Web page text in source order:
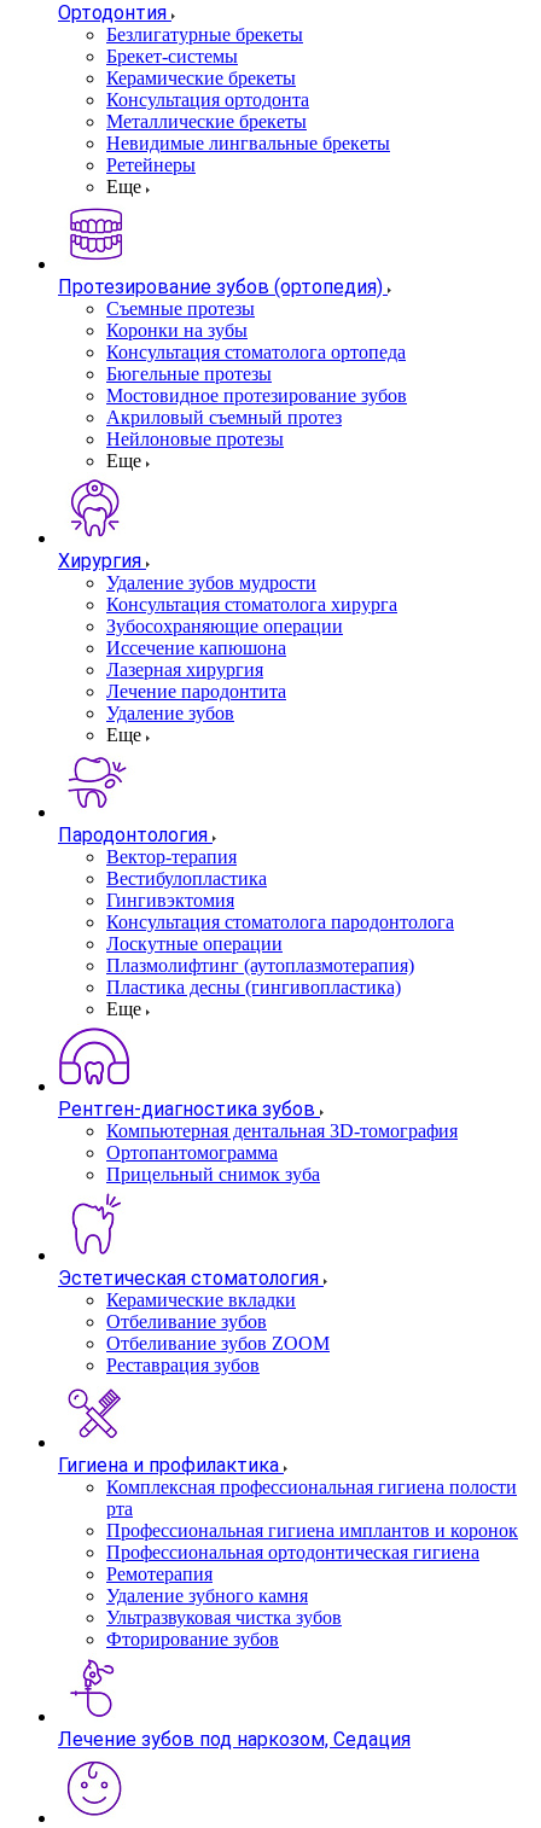
Ортодонтия
Безлигатурные брекеты
Брекет-системы
Керамические брекеты
Консультация ортодонта
Металлические брекеты
Невидимые лингвальные брекеты
Ретейнеры
Еще
Протезирование зубов (ортопедия)
Съемные протезы
Коронки на зубы
Консультация стоматолога ортопеда
Бюгельные протезы
Мостовидное протезирование зубов
Акриловый съемный протез
Нейлоновые протезы
Еще
Хирургия
Удаление зубов мудрости
Консультация стоматолога хирурга
Зубосохраняющие операции
Иссечение капюшона
Лазерная хирургия
Лечение пародонтита
Удаление зубов
Еще
Пародонтология
Вектор-терапия
Вестибулопластика
Гингивэктомия
Консультация стоматолога пародонтолога
Лоскутные операции
Плазмолифтинг (аутоплазмотерапия)
Пластика десны (гингивопластика)
Еще
Рентген-диагностика зубов
Компьютерная дентальная 3D-томография
Ортопантомограмма
Прицельный снимок зуба
Эстетическая стоматология
Керамические вкладки
Отбеливание зубов
Отбеливание зубов ZOOM
Реставрация зубов
Гигиена и профилактика
Комплексная профессиональная гигиена полости
рта
Профессиональная гигиена имплантов и коронок
Профессиональная ортодонтическая гигиена
Ремотерапия
Удаление зубного камня
Ультразвуковая чистка зубов
Фторирование зубов
Лечение зубов под наркозом, Седация